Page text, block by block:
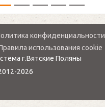
конфиденциальности
использования cookie
г.Вятские Поляны
2026